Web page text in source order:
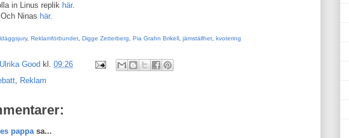
in Linus replik här.
Ninas här.
, Reklamförbundet Digge Zetterberg Pia Grahn Brikell jämställhet kvotering
Ulrika Good kl. 09:26
, Reklam
pappasa...